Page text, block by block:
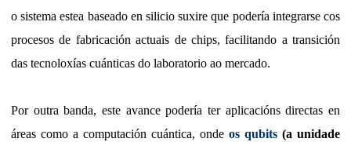
o sistema estea baseado en silicio suxire que podería integrarse cos
procesos de fabricación actuais de chips, facilitando a transición
das tecnoloxías cuánticas do laboratorio ao mercado.
Por outra banda, este avance podería ter aplicacións directas en
áreas como a computación cuántica, onde os qubits (a unidade